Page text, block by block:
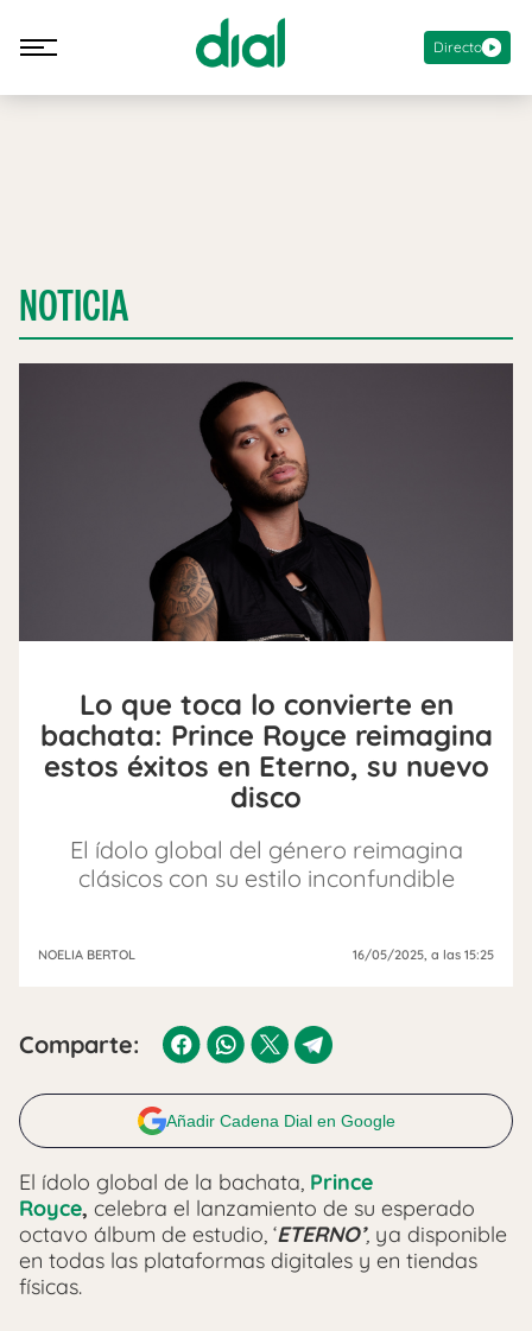
Directo
NOTICIA
Lo que toca lo convierte en
bachata: Prince Royce reimagina
estos éxitos en Eterno, su nuevo
disco
El ídolo global del género reimagina
clásicos con su estilo inconfundible
NOELIA BERTOL 16/05/2025, a las 15:25
Comparte:
Añadir Cadena Dial en Google
El ídolo global de la bachata, Prince
Royce, celebra el lanzamiento de su esperado
octavo álbum de estudio, ‘ETERNO’, ya disponible
en todas las plataformas digitales y en tiendas
físicas.